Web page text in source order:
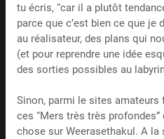
tu écris, “car il a plutôt
parce que c’est bien ce que je
au réalisateur, des plans qui
(et pour reprendre une idée
des sorties possibles au
Sinon, parmi le sites amateurs
ces “Mers très très profondes”
chose sur Weerasethakul. A la